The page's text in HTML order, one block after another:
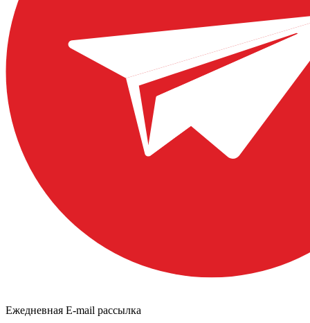
Ежедневная E-mail рассылка